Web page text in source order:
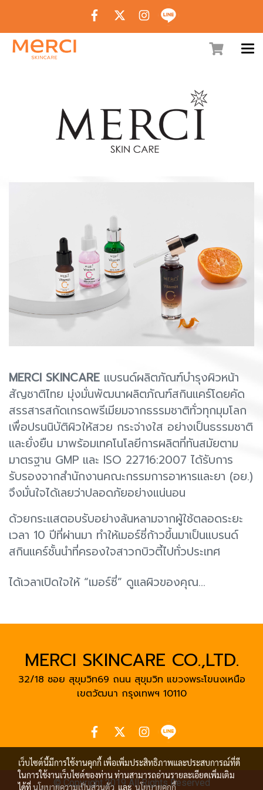
MERCI SKINCARE แบรนด์ผลิตภัณฑ์บำรุงผิวหน้า
สัญชาติไทย มุ่งมั่นพัฒนาผลิตภัณฑ์สกินแคร์โดยคัด
สรรสารสกัดเกรดพรีเมียมจากธรรมชาติทั่วทุกมุมโลก
เพื่อปรนนิบัติผิวให้สวย กระจ่างใส อย่างเป็นธรรมชาติ
และยั่งยืน มาพร้อมเทคโนโลยีการผลิตที่ทันสมัยตาม
มาตรฐาน GMP และ ISO 22716:2007 ได้รับการ
รับรองจากสำนักงานคณะกรรมการอาหารและยา (อย.)
จึงมั่นใจได้เลยว่าปลอดภัยอย่างแน่นอน
ด้วยกระแสตอบรับอย่างล้นหลามจากผู้ใช้ตลอดระยะ
เวลา 10 ปีที่ผ่านมา ทำให้เมอร์ซี่ก้าวขึ้นมาเป็นแบรนด์
สกินแคร์ชั้นนำที่ครองใจสาวกบิวตี้ไปทั่วประเทศ
ได้เวลาเปิดใจให้ “เมอร์ซี่” ดูแลผิวของคุณ…
MERCI SKINCARE CO.,LTD.
32/18 ซอย สุขุมวิท69 ถนน สุขุมวิท แขวงพระโขนงเหนือ
เขตวัฒนา กรุงเทพฯ 10110
© Copyright 2019 All Rights Reserved
เว็บไซต์นี้มีการใช้งานคุกกี้ เพื่อเพิ่มประสิทธิภาพและประสบการณ์ที่ดี
ในการใช้งานเว็บไซต์ของท่าน ท่านสามารถอ่านรายละเอียดเพิ่มเติม
ได้ที่นโยบายความเป็นส่วนตัวและนโยบายคุกกี้